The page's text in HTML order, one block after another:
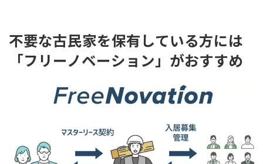
不要な古民家を保有している方には
「フリーノベーション」がおすすめ